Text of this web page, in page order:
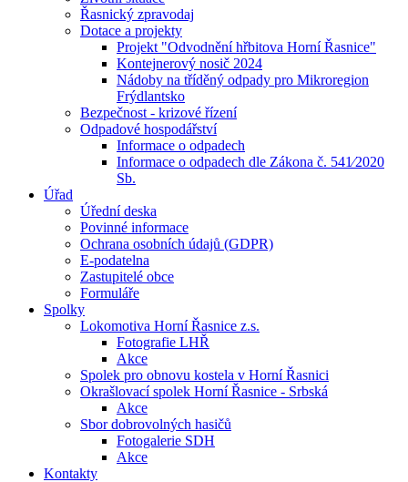
Řasnický zpravodaj
Dotace a projekty
Projekt "Odvodnění hřbitova Horní Řasnice"
Kontejnerový nosič 2024
Nádoby na tříděný odpady pro Mikroregion
Frýdlantsko
Bezpečnost - krizové řízení
Odpadové hospodářství
Informace o odpadech
Informace o odpadech dle Zákona č. 541⁄2020
Sb.
Úřad
Úřední deska
Povinné informace
Ochrana osobních údajů (GDPR)
E-podatelna
Zastupitelé obce
Formuláře
Spolky
Lokomotiva Horní Řasnice z.s.
Fotografie LHŘ
Akce
Spolek pro obnovu kostela v Horní Řasnici
Okrašlovací spolek Horní Řasnice - Srbská
Akce
Sbor dobrovolných hasičů
Fotogalerie SDH
Akce
Kontakty